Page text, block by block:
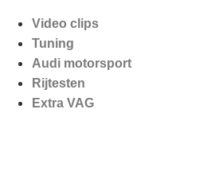
Video clips
Tuning
Audi motorsport
Rijtesten
Extra VAG